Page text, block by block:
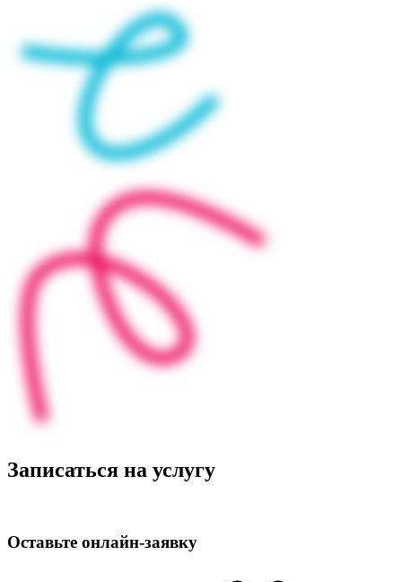
Записаться на услугу
Оставьте онлайн‑заявку